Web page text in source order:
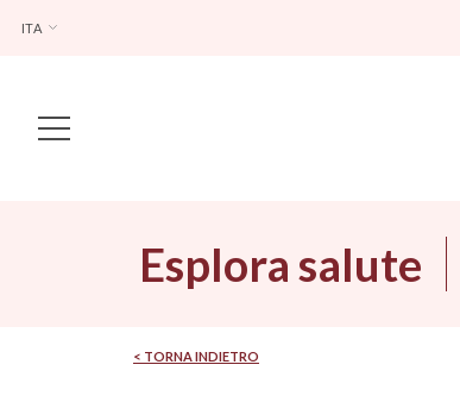
ITA
Main Navigation
Esplora salute
< TORNA INDIETRO